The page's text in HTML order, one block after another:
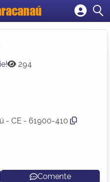
empresa
conta
294
- CE - 61900-410
Comente